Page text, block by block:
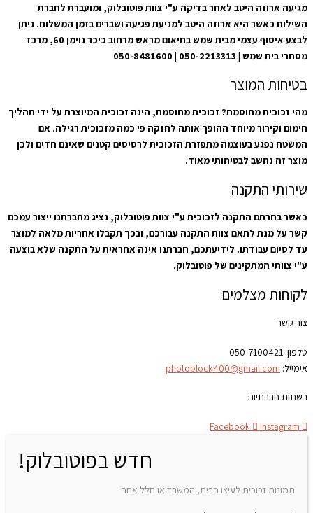
מגיעה ארוזה היטב לאחר בדיקה ע"י צוות פוטובלוק, ומועברת לחברת
השילוח כאשר היא ארוזה היטב למניעת פגיעה ושברים בזמן המשלוח. ניתן
לבצע איסוף עצמי מבית שמש בתיאום מראש מרחוב כיכר נוימן 60, מרכז
מסחרי בית שמש | 050-2213313 | 050-8481600
בטיחות המוצר
מהי זכוכית מחוסמת? זכוכית מחוסמת, הינה זכוכית המיוצרת על ידי תהליך
חימום וקירור מיוחד ההופך אותה לחזקה פי כמה מזכוכית רגילה. אם
המשטח נפגע בעוצמה מתפזרת הזכוכית לרסיסים קטנים שאינם חדים ולכן
מוצר זה נחשב לבטיחותי מאוד.
שירותי התקנה
כאשר בחרתם התקנה לזכוכית ע"י צוות פוטובלוק, נציג מחברתנו ייצור עמכם
קשר על מנת לתאם צוות התקנה עבורכם, ובכך תקבלו אחריות מלאה למוצר
עד לסיום עבודתו. לידיעתכם, חברתנו אינה אחראית על התקנה שלא בוצעה
ע"י צוותי המתקינים של פוטובלוק.
לקוחות מצלמים
צור קשר
טלפון:
אימייל: photoblock400@gmail.com
רשתות חברתיות
Facebook Instagram
חדש בפוטובלוק!
תמונות זכוכית לעיצו הבית, המשרד או חלל אחר